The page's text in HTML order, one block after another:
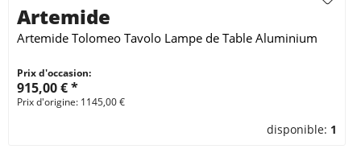
Artemide
Artemide Tolomeo Tavolo Lampe de Table Aluminium
Prix d'occasion:
915,00 € *
Prix d'origine: 1145,00 €
disponible: 1